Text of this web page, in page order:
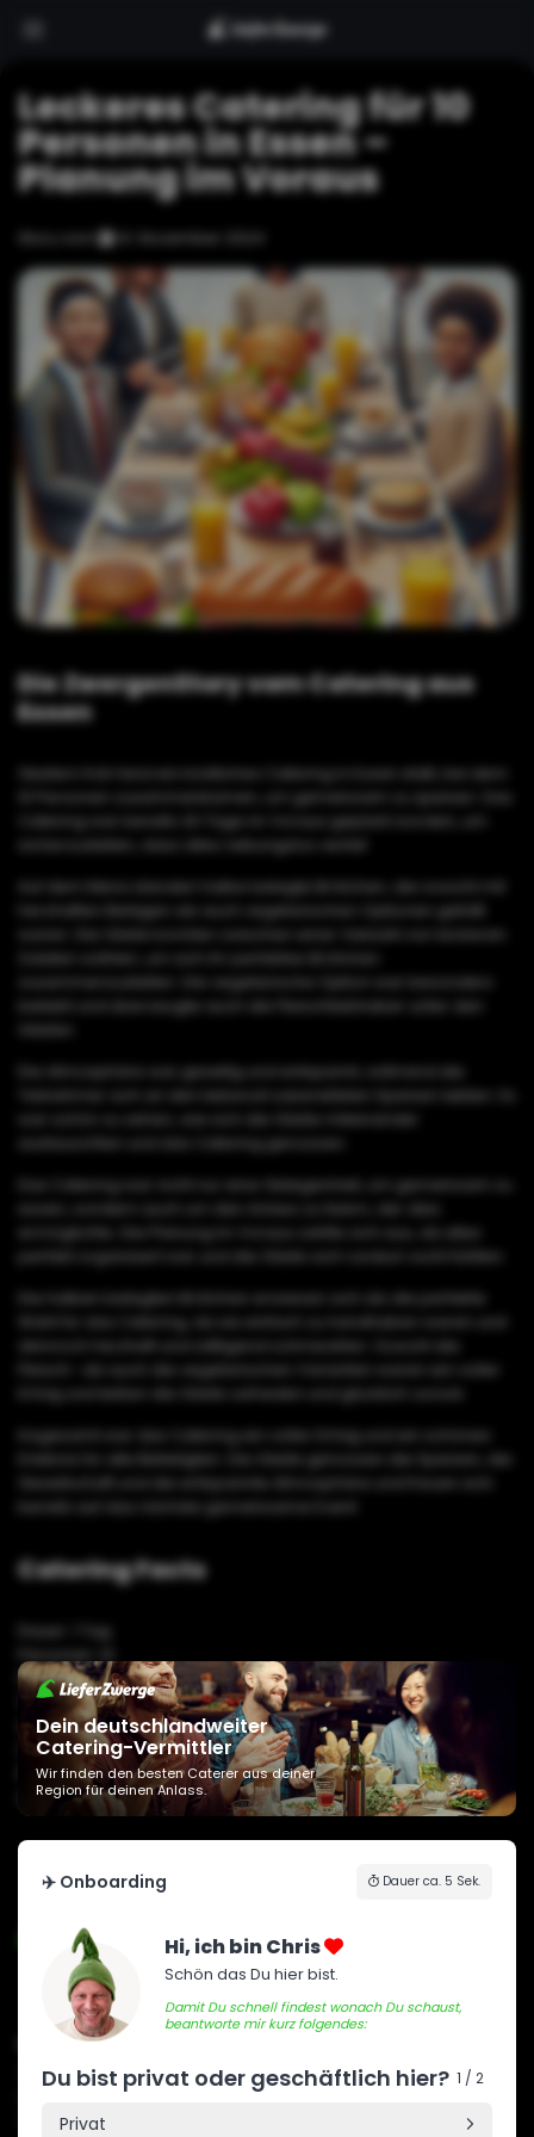
Leckeres Catering für 10
Personen in Essen –
Planung im Voraus
Story vom 14. November 2024
Die ZwergenStory vom Catering aus
Essen
Gestern früh fand ein köstliches Catering in Essen statt, bei dem
10 Personen zusammenkamen, um gemeinsam zu speisen. Das
Catering war bereits 20 Tage im Voraus geplant worden, um
sicherzustellen, dass alles reibungslos verlief.
Auf dem Menü standen halbe belegte Brötchen, die sowohl mit
herzhaften Belägen als auch vegetarischen Optionen gefüllt
zusammenzustellen. Die vegetarische Option war besonders
beliebt und überzeugte auch die Fleischliebhaber unter den
Die Atmosphäre war gesellig und entspannt, während die
austauschten und das Catering genossen.
Das Catering war nicht nur eine Gelegenheit, um gemeinsam zu
ermöglichte. Die Planung im Voraus zahlte sich aus, da alles
perfekt organisiert war und die Gäste sich rundum wohl fühlten.
Die halben belegten Brötchen erwiesen sich als die perfekte
Wahl für das Catering, da sie einfach zu handhaben waren und
dennoch herzhaft und sättigend schmeckten. Sowohl die
Fleisch- als auch die vegetarischen Varianten waren ein voller
Erfolg und ließen die Gäste zufrieden und glücklich zurück.
Insgesamt war das Catering ein voller Erfolg und ein schönes
Erlebnis für alle Beteiligten. Die Gäste genossen die Speisen, die
Gesellschaft und die entspannte Atmosphäre und freuen sich
bereits auf das nächste gemeinsame Event.
Catering Facts
Dauer: 1 Tag
Preis: 155,00€
Typ: Firma
Anlass: Catering
Ort: Essen
Planung: 20 Tage im Vorraus
Ansprechpartner: Zwerg Vivian
unser Anspruch
Service & Qualität auf höchstem Niveau. Flexibel, zuverlässig &
professionell sorgen wir mit Leidenschaft dafür, sodass dein
Catering ein voller Erfolg wird.
Dein deutschlandweiter
Catering-Vermittler
Wir finden den besten Caterer aus deiner
Region für deinen Anlass.
✈️ Onboarding Dauer ca. 5 Sek.
Hi, ich bin Chris
Schön das Du hier bist.
Damit Du schnell findest wonach Du schaust,
beantworte mir kurz folgendes:
Du bist privat oder geschäftlich hier? 1 / 2
Privat